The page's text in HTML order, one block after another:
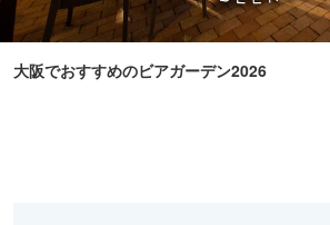
大阪でおすすめのビアガーデン2026